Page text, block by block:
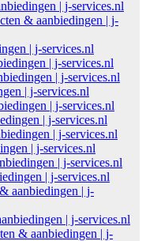
| j-services.nl
& aanbiedingen | j-
| j-services.nl
| j-services.nl
| j-services.nl
| j-services.nl
| j-services.nl
| j-services.nl
| j-services.nl
| j-services.nl
| j-services.nl
| j-services.nl
aanbiedingen | j-
| j-services.nl
& aanbiedingen | j-